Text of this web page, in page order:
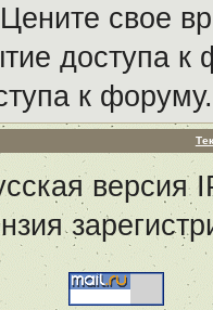
свое
доступа к
к форуму.
версия